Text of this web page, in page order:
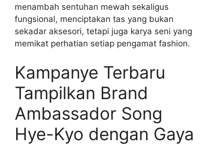
menambah sentuhan mewah sekaligus
fungsional, menciptakan tas yang bukan
sekadar aksesori, tetapi juga karya seni yang
memikat perhatian setiap pengamat fashion.
Kampanye Terbaru
Tampilkan Brand
Ambassador Song
Hye-Kyo dengan Gaya